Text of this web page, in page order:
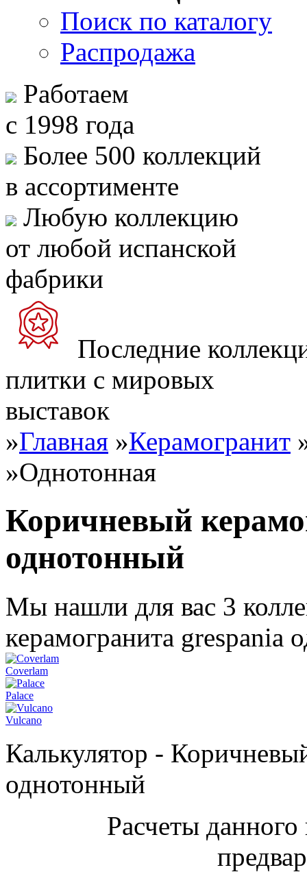
Поиск по каталогу
Распродажа
Работаем
с 1998 года
Более 500 коллекций
в ассортименте
Любую коллекцию
от любой испанской
фабрики
Последние
плитки с мировых
выставок
»Главная »Керамогранит
»Однотонная
Коричневый
однотонный
Мы нашли для вас 3
керамогранита grespania
Coverlam
Palace
Vulcano
Калькулятор -
однотонный
Расчеты данного